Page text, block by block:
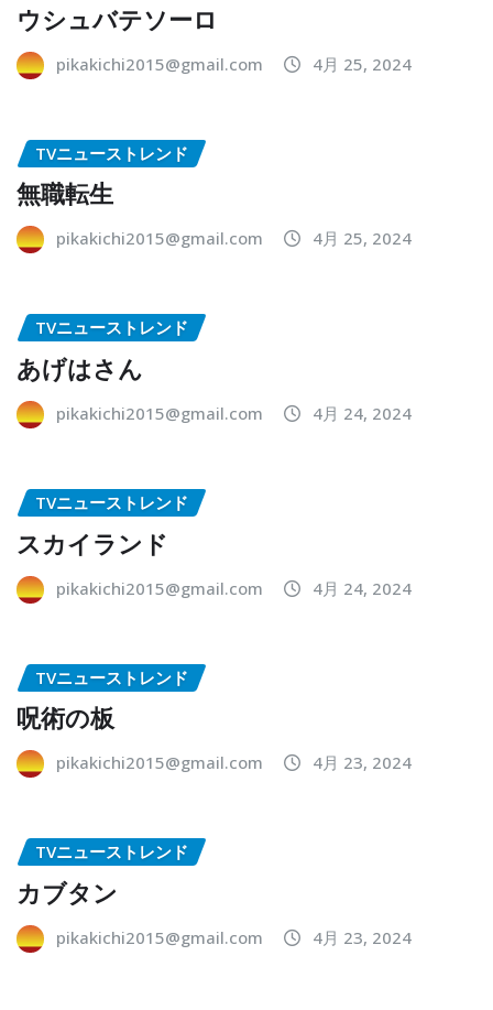
ウシュバテソーロ
pikakichi2015@gmail.com 4月 25, 2024
TVニューストレンド
無職転生
pikakichi2015@gmail.com 4月 25, 2024
TVニューストレンド
あげはさん
pikakichi2015@gmail.com 4月 24, 2024
TVニューストレンド
スカイランド
pikakichi2015@gmail.com 4月 24, 2024
TVニューストレンド
呪術の板
pikakichi2015@gmail.com 4月 23, 2024
TVニューストレンド
カブタン
pikakichi2015@gmail.com 4月 23, 2024